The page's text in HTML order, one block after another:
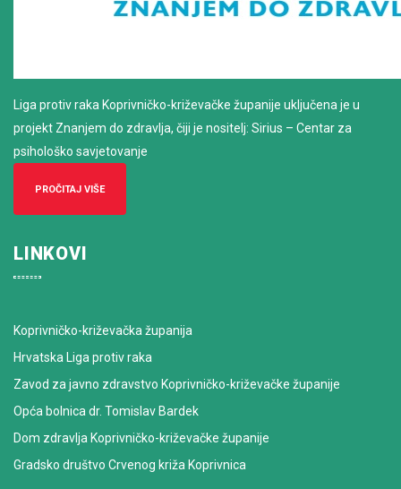
Liga protiv raka Koprivničko-križevačke županije uključena je u
projekt Znanjem do zdravlja, čiji je nositelj: Sirius – Centar za
psihološko savjetovanje
PROČITAJ VIŠE
LINKOVI
Koprivničko-križevačka županija
Hrvatska Liga protiv raka
Zavod za javno zdravstvo Koprivničko-križevačke županije
Opća bolnica dr. Tomislav Bardek
Dom zdravlja Koprivničko-križevačke županije
Gradsko društvo Crvenog križa Koprivnica